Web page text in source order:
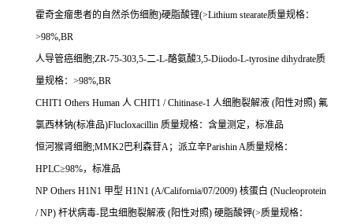
霍奇金瘤患者的自然杀伤细胞)硬脂酸锂(>Lithium stearate质量规格：
>98%,BR
人导管癌细胞;ZR-75-303,5-二-L-酪氨酸3,5-Diiodo-L-tyrosine dihydrate质
量规格： >98%,BR
CHIT1 Others Human 人 CHIT1 / Chitinase-1 人细胞裂解液 (阳性对照) 氟
氯西林钠(标准品)Flucloxacillin 质量规格：含量测定，标准品
恒河猴肾细胞;MMK2巴利森苷A；派立辛Parishin A质量规格：
HPLC≥98%，标准品
NP Others H1N1 甲型 H1N1 (A/California/07/2009) 核蛋白 (Nucleoprotein
/ NP) 杆状病毒-昆虫细胞裂解液 (阳性对照) 硬脂酸钾(>质量规格：